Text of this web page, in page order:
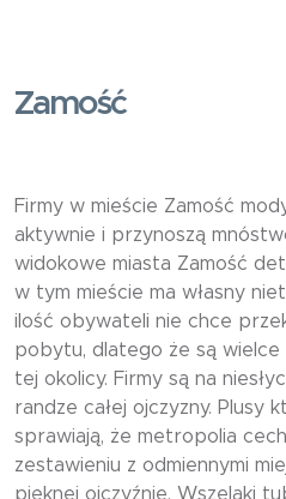
Zamość
Firmy w mieście Zamość
aktywnie i przynoszą
widokowe miasta Zamość
w tym mieście ma własny
ilość obywateli nie chce
pobytu, dlatego że są wielce
tej okolicy. Firmy są na
randze całej ojczyzny. Plusy
sprawiają, że metropolia
zestawieniu z odmiennymi
pięknej ojczyźnie. Wszelaki